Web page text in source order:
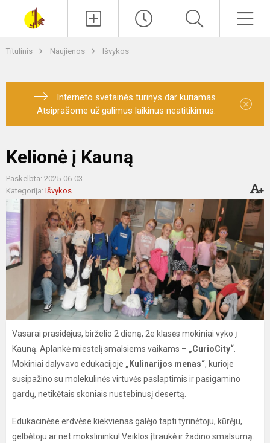
Titulinis Naujienos Išvykos
Interneto svetainės turinys dar kuriamas.
Atsiprašome už galimus laikinus neatitikimus.
×
Kelionė į Kauną
Paskelbta: 2025-06-03
Kategorija: Išvykos
Vasarai prasidėjus, birželio 2 dieną, 2e klasės mokiniai vyko į
Kauną. Aplankė miestelį smalsiems vaikams – „CurioCity“
Mokiniai dalyvavo edukacijoje „Kulinarijos menas“, kurioje
susipažino su molekulinės virtuvės paslaptimis ir pasigamino
gardų, netikėtais skoniais nustebinusį desertą.
Edukacinėse erdvėse kiekvienas galėjo tapti tyrinėtoju, kūrėju,
gelbėtoju ar net mokslininku! Veiklos įtraukė ir žadino smalsumą.